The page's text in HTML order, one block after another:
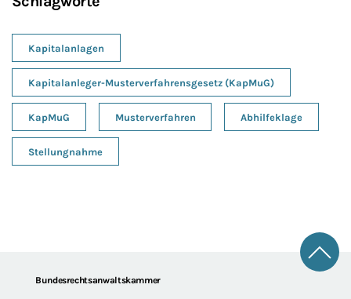
Kapitalanlagen
Kapitalanleger-Musterverfahrensgesetz (KapMuG)
KapMuG Musterverfahren Abhilfeklage
Stellungnahme
FooterBundesrechtsanwaltskammer